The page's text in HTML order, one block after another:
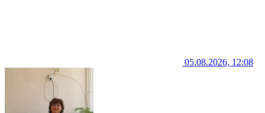
05.08.2026, 12:08